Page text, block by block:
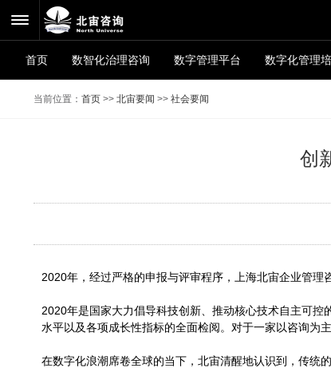
首页 数智化治理咨询 数字管理平台 数字化管理
当前位置： 首页 >> 北宙要闻 >> 社会要闻
创
2020年，经过严格的申报与评审程序，上海北宙企业管理
2020年是国家大力倡导科技创新、推动核心技术自主可
水平以及各项成长性指标的全面检阅。对于一家以咨询为
在数字化浪潮席卷全球的当下，北宙清醒地认识到，传统